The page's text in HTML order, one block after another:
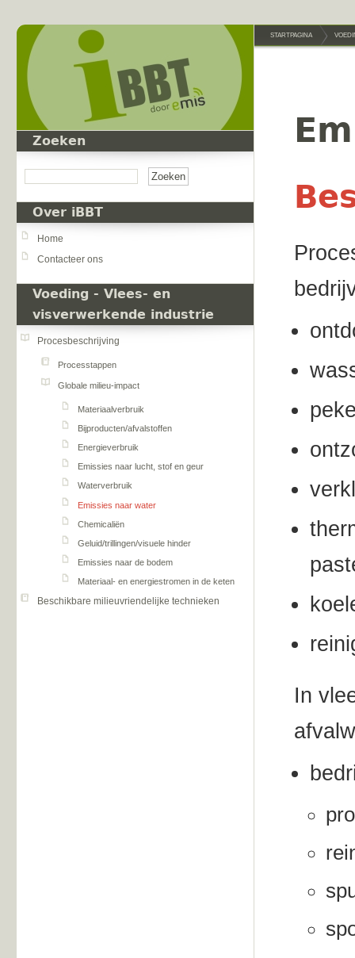
Zoeken
Over iBBT
Home
Contacteer ons
Voeding - Vlees- en
visverwerkende industrie
Procesbeschrijving
Processtappen
Globale milieu-impact
Materiaalverbruik
Bijproducten/afvalstoffen
Energieverbruik
Emissies naar lucht, stof en geur
Waterverbruik
Emissies naar water
Chemicaliën
Geluid/trillingen/visuele hinder
Emissies naar de bodem
Materiaal- en energiestromen in de keten
Beschikbare milieuvriendelijke technieken
STARTPAGINA
In